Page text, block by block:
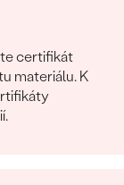
certifikát
materiálu. K